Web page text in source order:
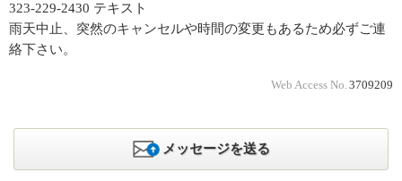
323-229-2430 テキスト
雨天中止、突然のキャンセルや時間の変更もあるため必ずご連
絡下さい。
Web Access No. 3709209
メッセージを送る